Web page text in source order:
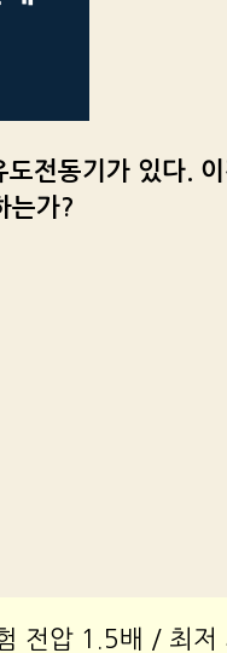
전동기가 있다. 이
는가?
전압 1.5배 / 최저